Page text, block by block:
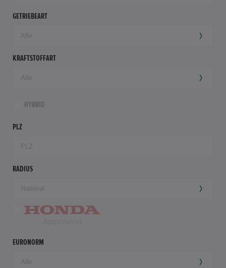
GETRIEBEART
KRAFTSTOFFART
HYBRID
PLZ
RADIUS
EURONORM